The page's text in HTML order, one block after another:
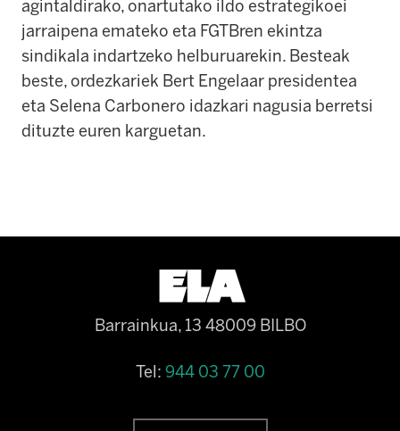
agintaldirako, onartutako ildo estrategikoei
jarraipena emateko eta FGTBren ekintza
sindikala indartzeko helburuarekin. Besteak
beste, ordezkariek Bert Engelaar presidentea
eta Selena Carbonero idazkari nagusia berretsi
dituzte euren karguetan.
Barrainkua, 13 48009 BILBO
Tel: 944 03 77 00